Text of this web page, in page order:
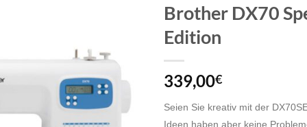
Brother DX70
Edition
339,00€
Seien Sie kreativ mit der
Ideen haben aber keine